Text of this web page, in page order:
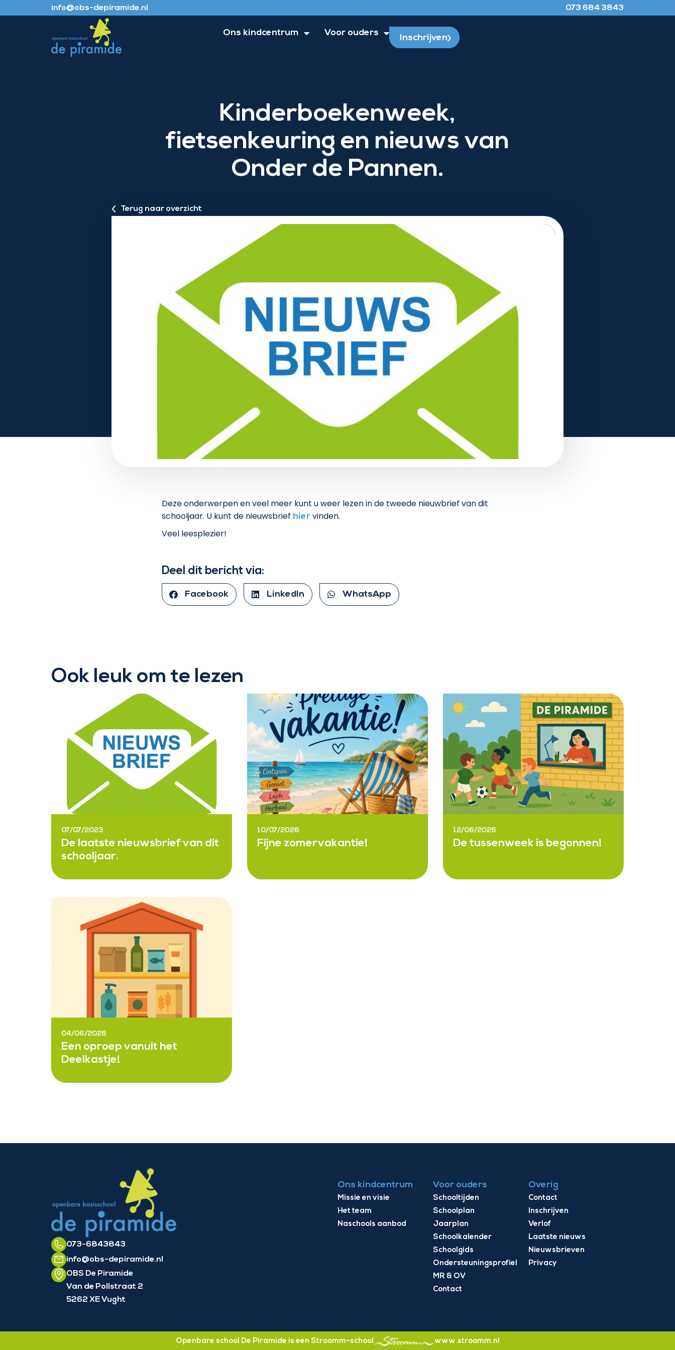
info@obs-depiramide.nl 073 684 3843
Ons kindcentrum Voor ouders
Inschrijven
Kinderboekenweek,
fietsenkeuring en nieuws van
Onder de Pannen.
Terug naar overzicht
Deze onderwerpen en veel meer kunt u weer lezen in de tweede nieuwbrief van dit
schooljaar. U kunt de nieuwsbrief hier vinden.
Veel leesplezier!
Deel dit bericht via:
Facebook LinkedIn WhatsApp
Ook leuk om te lezen
07/07/2023
De laatste nieuwsbrief van dit
schooljaar.
10/07/2026
Fijne zomervakantie!
12/06/2026
De tussenweek is begonnen!
04/06/2026
Een oproep vanuit het
Deelkastje!
073-6843843
info@obs-depiramide.nl
OBS De Piramide
Van de Pollstraat 2
5262 XE Vught
Ons kindcentrum
Missie en visie
Het team
Naschools aanbod
Voor ouders
Schooltijden
Schoolplan
Jaarplan
Schoolkalender
Schoolgids
Ondersteuningsprofiel
MR & OV
Contact
Overig
Contact
Inschrijven
Verlof
Laatste nieuws
Nieuwsbrieven
Privacy
Openbare school De Piramide is een Stroomm-school www.stroomm.nl